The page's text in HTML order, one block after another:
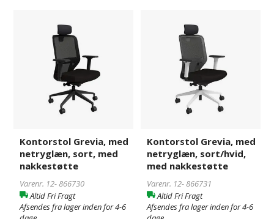
netryglæn,
nakkestøtte
Kontorstol Grevia, med
netryglæn, sort, med
nakkestøtte
Varenr. 12-866730
Altid Fri Fragt
Afsendes fra lager inden for 4-6
netryglæn,
sort/hvid,
nakkestøtte
Kontorstol Grevia, med
netryglæn, sort/hvid,
med nakkestøtte
Varenr. 12-866731
Altid Fri Fragt
Afsendes fra lager inden for 4-6